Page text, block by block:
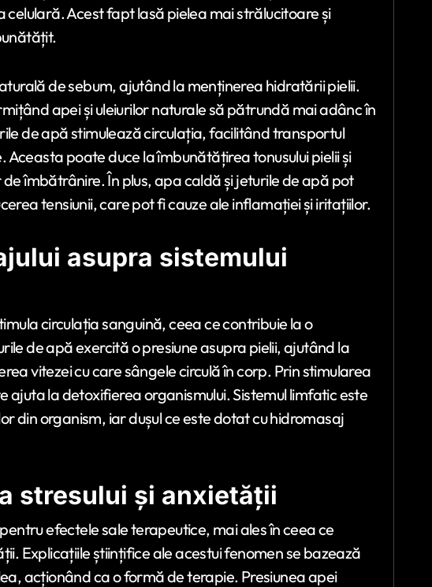
Acest fapt lasă pielea mai strălucitoare și
de sebum, ajutând la menținerea hidratării pielii.
apei și uleiurilor naturale să pătrundă mai adânc în
de apă stimulează circulația, facilitând transportul
Aceasta poate duce la îmbunătățirea tonusului pielii și
îmbătrânire. În plus, apa caldă și jeturile de apă pot
tensiunii, care pot fi cauze ale inflamației și iritațiilor.
asupra sistemului
circulația sanguină, ceea ce contribuie la o
de apă exercită o presiune asupra pielii, ajutând la
vitezei cu care sângele circulă în corp. Prin stimularea
ajuta la detoxifierea organismului. Sistemul limfatic este
din organism, iar dușul ce este dotat cu hidromasaj
stresului și anxietății
efectele sale terapeutice, mai ales în ceea ce
Explicațiile științifice ale acestui fenomen se bazează
acționând ca o formă de terapie. Presiunea apei